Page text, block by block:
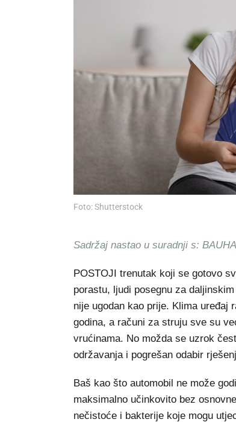
Foto: Shutterstock
Sadržaj nastao u suradnji s:
POSTOJI trenutak koji se gotovo
porastu, ljudi posegnu za
nije ugodan kao prije. Klima uređaj
godina, a računi za struju sve su
vrućinama. No možda se uzrok
održavanja i pogrešan odabir
Baš kao što automobil ne može
maksimalno učinkovito bez
nečistoće i bakterije koje mogu